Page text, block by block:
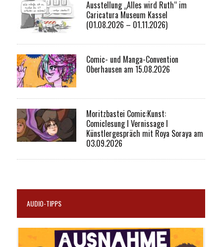
Ausstellung „Alles wird Ruth“ im
Caricatura Museum Kassel
(01.08.2026 – 01.11.2026)
Comic- und Manga-Convention
Oberhausen am 15.08.2026
Moritzbastei Comic:Kunst:
Comiclesung I Vernissage I
Künstlergespräch mit Roya Soraya am
03.09.2026
AUDIO-TIPPS